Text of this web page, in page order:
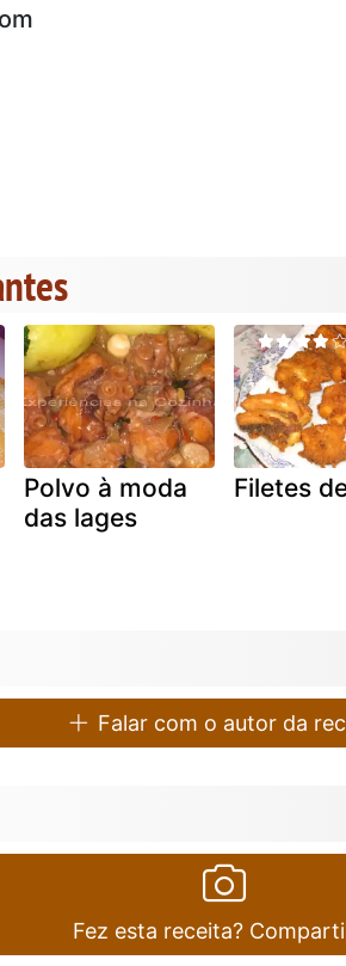
Polvo à moda
das lages
Filetes
Falar com o autor da
Fez esta receita?